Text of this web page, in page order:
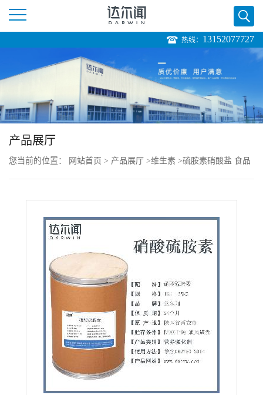
司
首
页
公
热线： 13152077727
产品展厅
您当前的位置： 网站首页 > 产品展厅 >维生素 >硫胺素硝酸盐 食品